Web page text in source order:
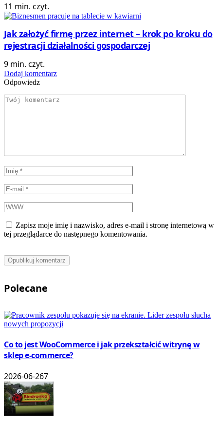
11 min. czyt.
Jak założyć firmę przez internet – krok po kroku do
rejestracji działalności gospodarczej
9 min. czyt.
Dodaj komentarz
Odpowiedz
Zapisz moje imię i nazwisko, adres e-mail i stronę internetową w
tej przeglądarce do następnego komentowania.
Polecane
Co to jest WooCommerce i jak przekształcić witrynę w
sklep e-commerce?
2026-06-267